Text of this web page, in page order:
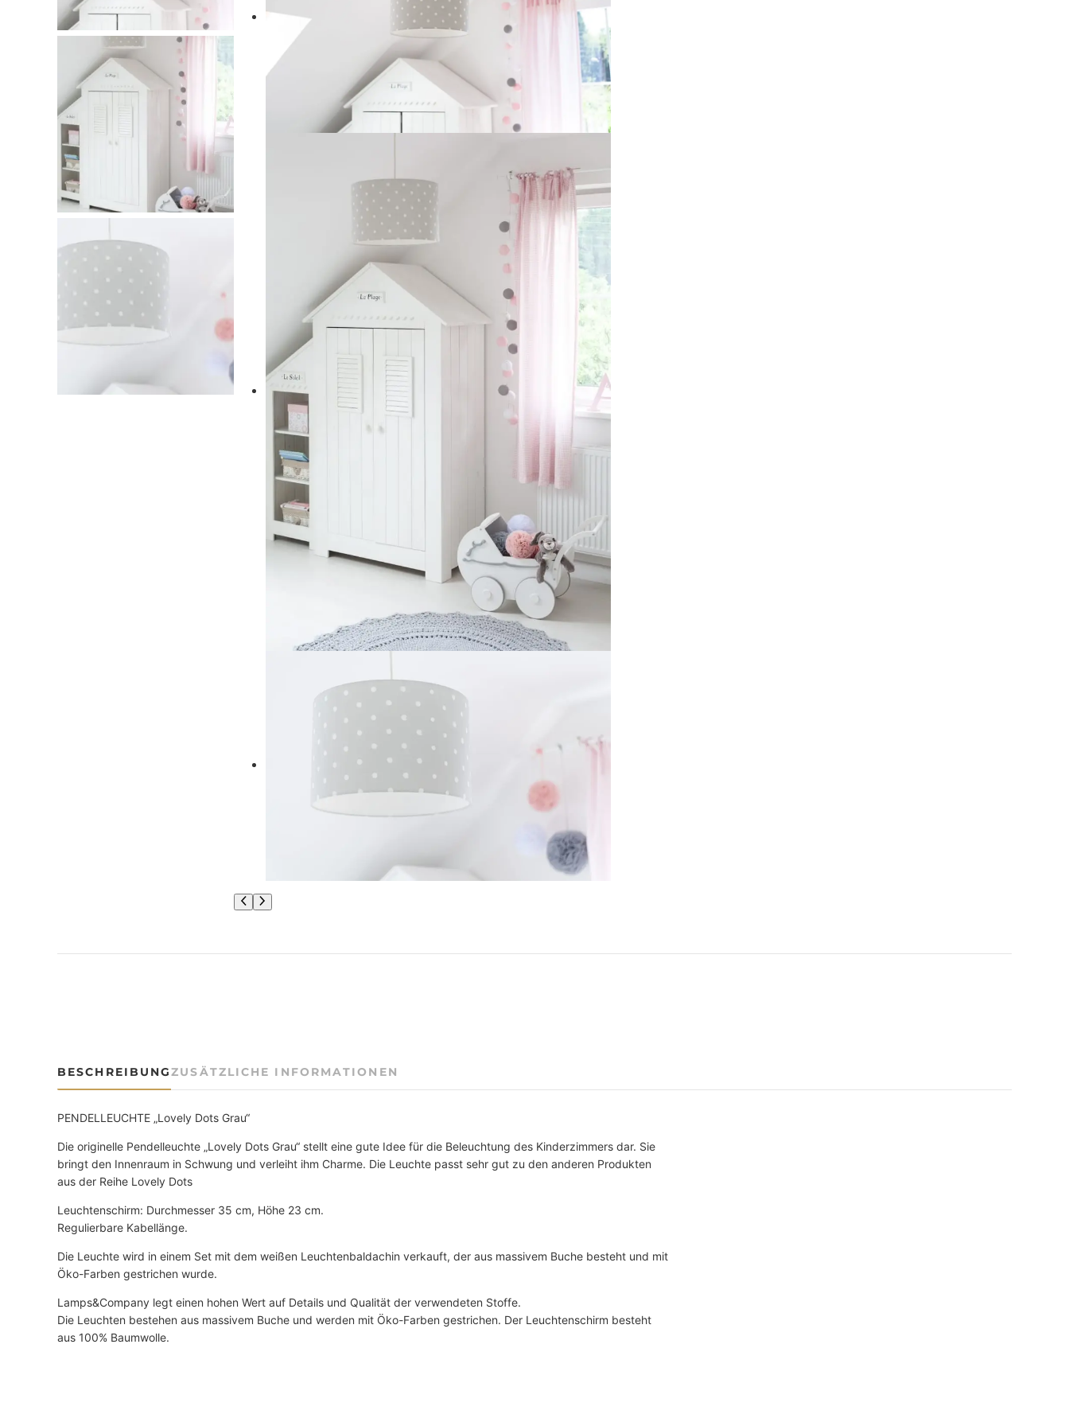
BESCHREIBUNGZUSÄTZLICHE INFORMATIONEN
PENDELLEUCHTE „Lovely Dots Grau“
Die originelle Pendelleuchte „Lovely Dots Grau“ stellt eine gute Idee für die Beleuchtung des Kinderzimmers dar. Sie
bringt den Innenraum in Schwung und verleiht ihm Charme. Die Leuchte passt sehr gut zu den anderen Produkten
aus der Reihe Lovely Dots
Leuchtenschirm: Durchmesser 35 cm, Höhe 23 cm.
Regulierbare Kabellänge.
Die Leuchte wird in einem Set mit dem weißen Leuchtenbaldachin verkauft, der aus massivem Buche besteht und mit
Öko-Farben gestrichen wurde.
Lamps&Company legt einen hohen Wert auf Details und Qualität der verwendeten Stoffe.
Die Leuchten bestehen aus massivem Buche und werden mit Öko-Farben gestrichen. Der Leuchtenschirm besteht
aus 100% Baumwolle.